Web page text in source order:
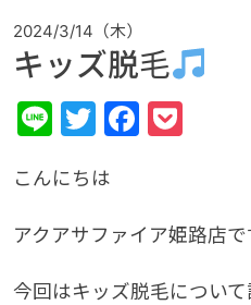
2024/3/14（木）
キッズ脱毛
LineTwitter
こんにちは
アクアサファイア姫路店で
今回はキッズ脱毛につい